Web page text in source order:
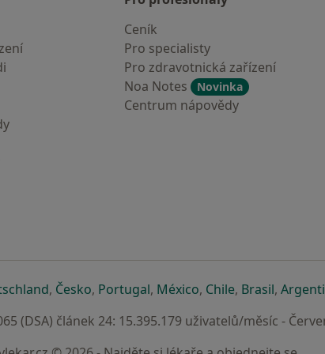
Ceník
Pro specialisty
Pro zdravotnická zařízení
Noa Notes
Novinka
Centrum nápovědy
záložce
v nové záložce
se otevře v nové záložce
, Českose otevře v nové záložce
, Portugalse otevře v nové záložce
, Méxicose otevře v nové
, Chilese otevře v
, Brasilse
,
(DSA) článek 24: 15.395.179 uživatelů/měsíc -